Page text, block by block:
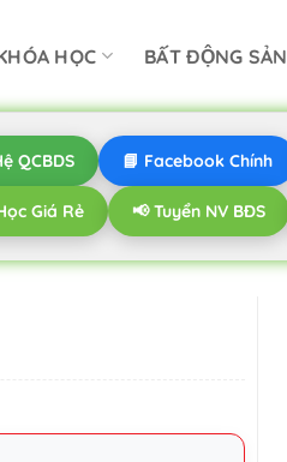
HỌC BẤT ĐỘNG SẢN
QCBDS 📘 Facebook Chính
Giá Rẻ 📢 Tuyển NV BĐS